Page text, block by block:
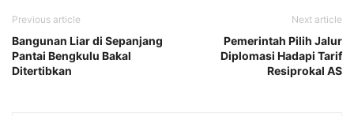
Previous article
Bangunan Liar di Sepanjang
Pantai Bengkulu Bakal
Ditertibkan
Next article
Pemerintah Pilih Jalur
Diplomasi Hadapi Tarif
Resiprokal AS